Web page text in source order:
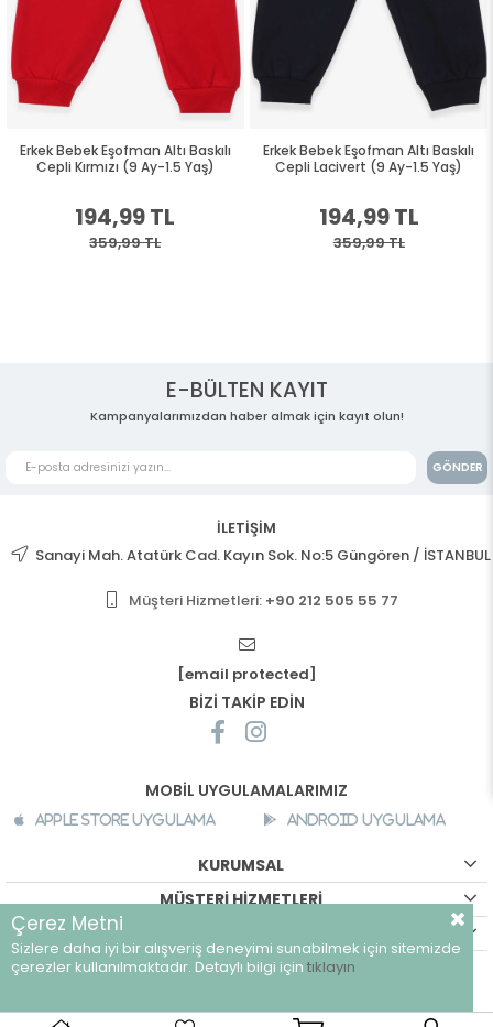
Erkek Bebek Eşofman Altı Baskılı
Cepli Kırmızı (9 Ay-1.5 Yaş)
194,99 TL
359,99 TL
Erkek Bebek Eşofman Altı Baskılı
Cepli Lacivert (9 Ay-1.5 Yaş)
194,99 TL
359,99 TL
E-BÜLTEN KAYIT
Kampanyalarımızdan haber almak için kayıt olun!
GÖNDER
İLETİŞİM
Sanayi Mah. Atatürk Cad. Kayın Sok. No:5 Güngören / İSTANBUL
Müşteri Hizmetleri: +90 212 505 55 77
[email protected]
BİZİ TAKİP EDİN
MOBİL UYGULAMALARIMIZ
Apple Store Uygulama Android Uygulama
KURUMSAL
MÜŞTERİ HİZMETLERİ
©breeze.com.tr - Tüm hakları saklıdır.
Çerez Metni
Sizlere daha iyi bir alışveriş deneyimi sunabilmek için sitemizde
çerezler kullanılmaktadır. Detaylı bilgi için tıklayın